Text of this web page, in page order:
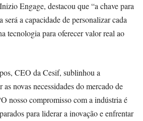
Engage, destacou que “a chave para
a capacidade de personalizar cada
tecnologia para oferecer valor real ao
CEO da Cesif, sublinhou a
novas necessidades do mercado de
nosso compromisso com a indústria é
para liderar a inovação e enfrentar